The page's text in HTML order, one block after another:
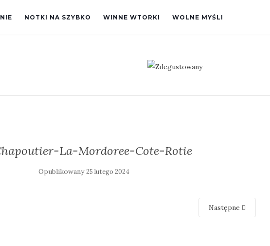
NOTKI NA SZYBKO WINNE WTORKI WOLNE MYŚLI
La-Mordoree-Cote-Rotie
Opublikowany25 lutego 2024
Następne